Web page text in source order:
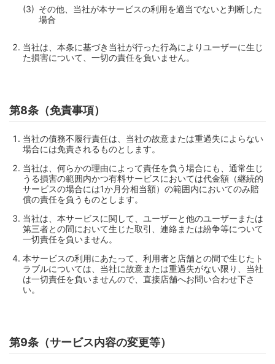
その他、当社が本サービスの利用を適当でないと判断した
場合
当社は、本条に基づき当社が行った行為によりユーザーに生じ
た損害について、一切の責任を負いません。
第8条（免責事項）
当社の債務不履行責任は、当社の故意または重過失によらない
場合には免責されるものとします。
当社は、何らかの理由によって責任を負う場合にも、通常生じ
うる損害の範囲内かつ有料サービスにおいては代金額（継続的
サービスの場合には1か月分相当額）の範囲内においてのみ賠
償の責任を負うものとします。
当社は、本サービスに関して、ユーザーと他のユーザーまたは
第三者との間において生じた取引、連絡または紛争等について
一切責任を負いません。
本サービスの利用にあたって、利用者と店舗との間で生じたト
ラブルについては、当社に故意または重過失がない限り、当社
は一切責任を負いませんので、直接店舗へお問い合わせ下さ
い。
第9条（サービス内容の変更等）